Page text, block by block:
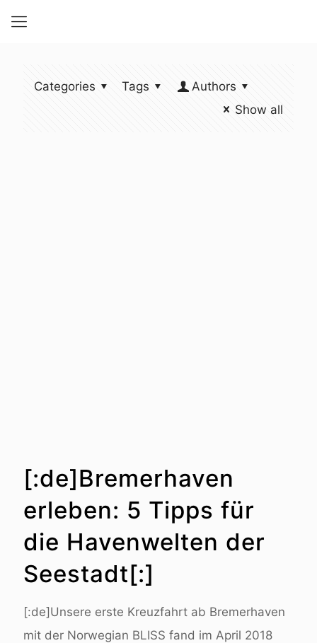
Categories Tags
Authors
Show all
[:de]Bremerhaven
erleben: 5 Tipps für
die Havenwelten der
Seestadt[:]
[:de]Unsere erste Kreuzfahrt ab Bremerhaven
mit der Norwegian BLISS fand im April 2018